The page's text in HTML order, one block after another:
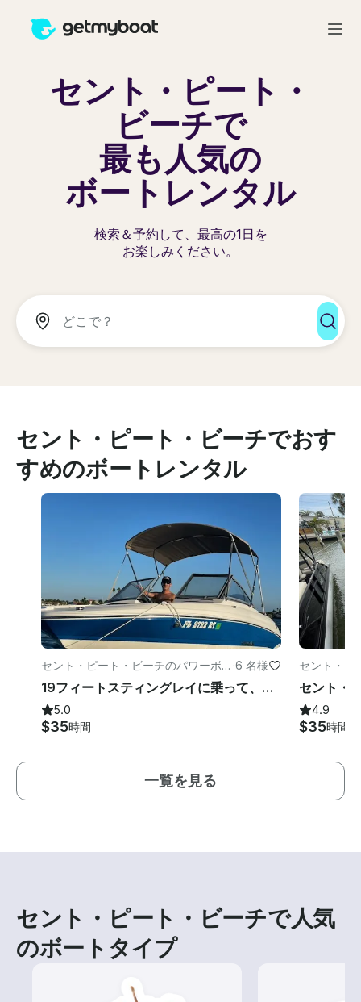
セント・ピート・
ビーチで
最も人気の
ボートレンタル
検索＆予約して、最高の1日を
お楽しみください。
セント・ピート・ビーチでおす
すめのボートレンタル
セント・ピート・ビーチのパワーボー
ト
·6 名様
19フィートスティングレイに乗って、セント・ピート・ビーチで太陽の下でボートを楽しむ
5.0
$35時間
セント・ピ
ト
4.9
$35時間
一覧を見る
セント・ピート・ビーチで人気
のボートタイプ